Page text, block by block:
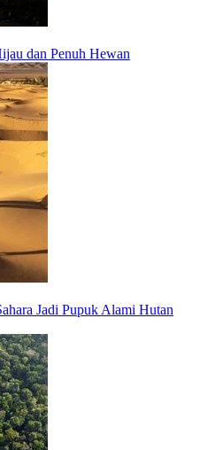
dan Penuh Hewan
Jadi Pupuk Alami Hutan